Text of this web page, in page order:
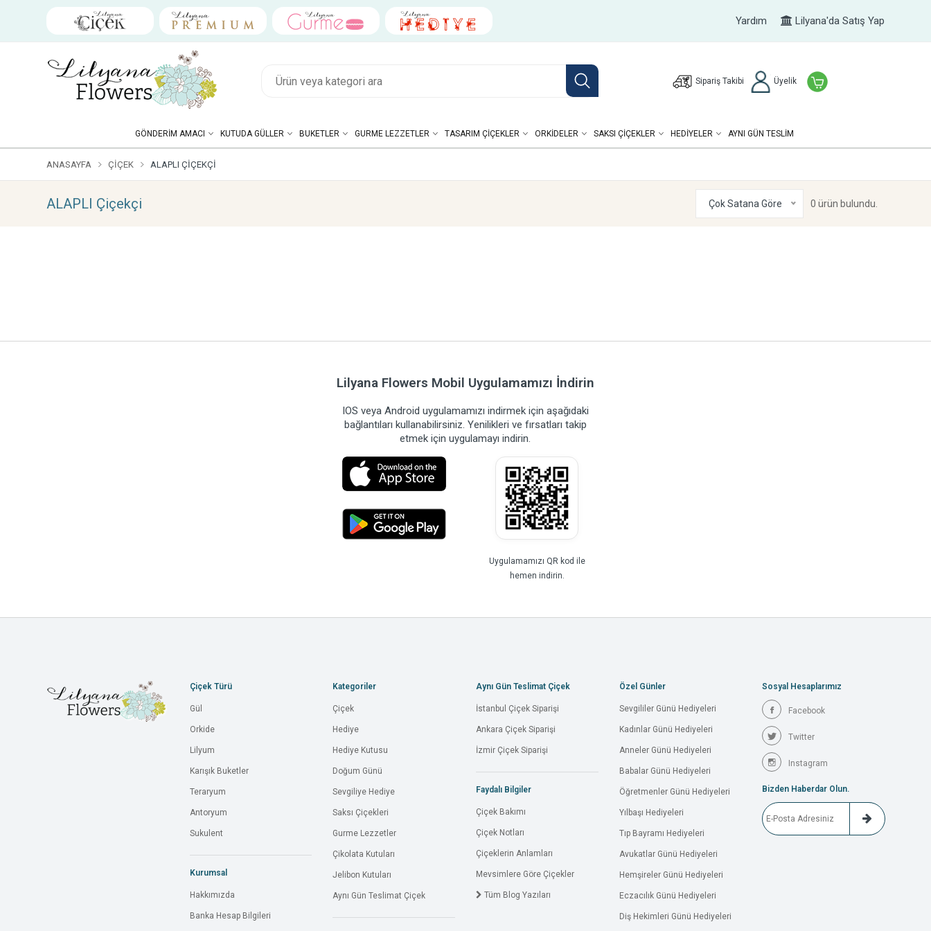
Yardım Lilyana'da Satış Yap
Sipariş Takibi Üyelik
GÖNDERIM AMACI KUTUDA GÜLLER BUKETLER GURME LEZZETLER TASARIM ÇIÇEKLER ORKIDELER SAKSI ÇIÇEKLER HEDIYELER AYNI GÜN TESLİM
ANASAYFA ÇIÇEK ALAPLI ÇIÇEKÇI
ALAPLI Çiçekçi Çok Satana Göre 0 ürün bulundu.
Lilyana Flowers Mobil Uygulamamızı İndirin
IOS veya Android uygulamamızı indirmek için aşağıdaki
bağlantıları kullanabilirsiniz. Yenilikleri ve fırsatları takip
etmek için uygulamayı indirin.
Uygulamamızı QR kod ile
hemen indirin.
Çiçek Türü
Gül
Orkide
Lilyum
Karışık Buketler
Teraryum
Antoryum
Sukulent
Kurumsal
Hakkımızda
Banka Hesap Bilgileri
Kategoriler
Çiçek
Hediye
Hediye Kutusu
Doğum Günü
Sevgiliye Hediye
Saksı Çiçekleri
Gurme Lezzetler
Çikolata Kutuları
Jelibon Kutuları
Aynı Gün Teslimat Çiçek
Aynı Gün Teslimat Çiçek
İstanbul Çiçek Siparişi
Ankara Çiçek Siparişi
İzmir Çiçek Siparişi
Faydalı Bilgiler
Çiçek Bakımı
Çiçek Notları
Çiçeklerin Anlamları
Mevsimlere Göre Çiçekler
Tüm Blog Yazıları
Özel Günler
Sevgililer Günü Hediyeleri
Kadınlar Günü Hediyeleri
Anneler Günü Hediyeleri
Babalar Günü Hediyeleri
Öğretmenler Günü Hediyeleri
Yılbaşı Hediyeleri
Tıp Bayramı Hediyeleri
Avukatlar Günü Hediyeleri
Hemşireler Günü Hediyeleri
Eczacılık Günü Hediyeleri
Diş Hekimleri Günü Hediyeleri
Sosyal Hesaplarımız
Facebook
Twitter
Instagram
Bizden Haberdar Olun.